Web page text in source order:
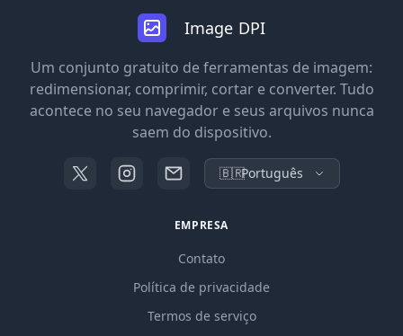
Image DPI
Um conjunto gratuito de ferramentas de imagem:
redimensionar, comprimir, cortar e converter. Tudo
acontece no seu navegador e seus arquivos nunca
saem do dispositivo.
🇧🇷Português
EMPRESA
Contato
Política de privacidade
Termos de serviço